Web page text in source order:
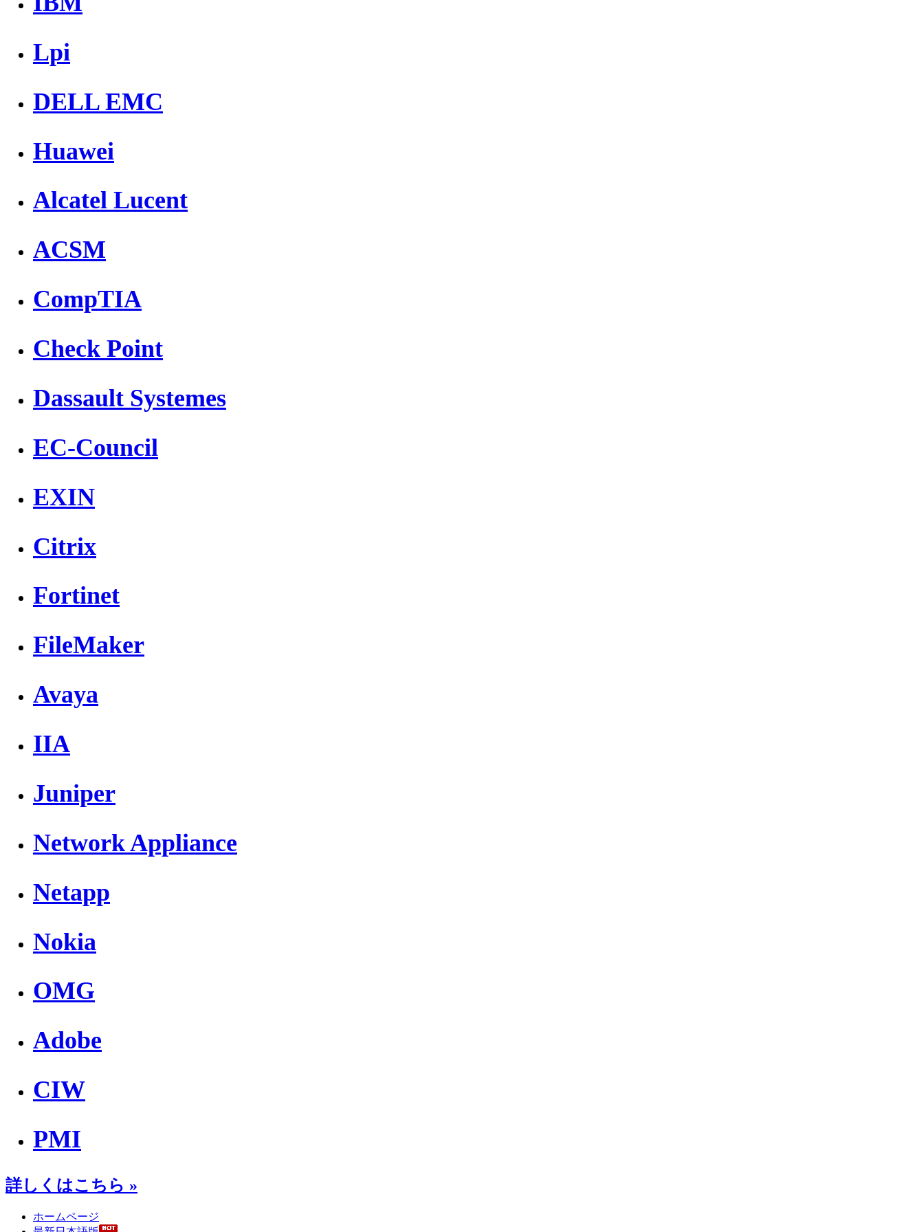
Lpi
DELL EMC
Huawei
Alcatel Lucent
ACSM
CompTIA
Check Point
Dassault Systemes
EC-Council
EXIN
Citrix
Fortinet
FileMaker
Avaya
IIA
Juniper
Network Appliance
Netapp
Nokia
OMG
Adobe
CIW
PMI
詳しくはこちら »
ホームページ